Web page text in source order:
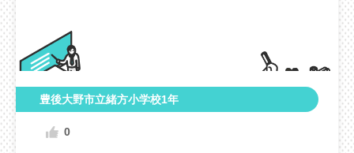
豊後大野市立緒方小学校1年
0